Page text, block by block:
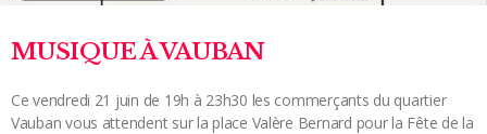
MUSIQUE À VAUBAN
Ce vendredi 21 juin de 19h à 23h30 les commerçants du quartier
Vauban vous attendent sur la place Valère Bernard pour la Fête de la